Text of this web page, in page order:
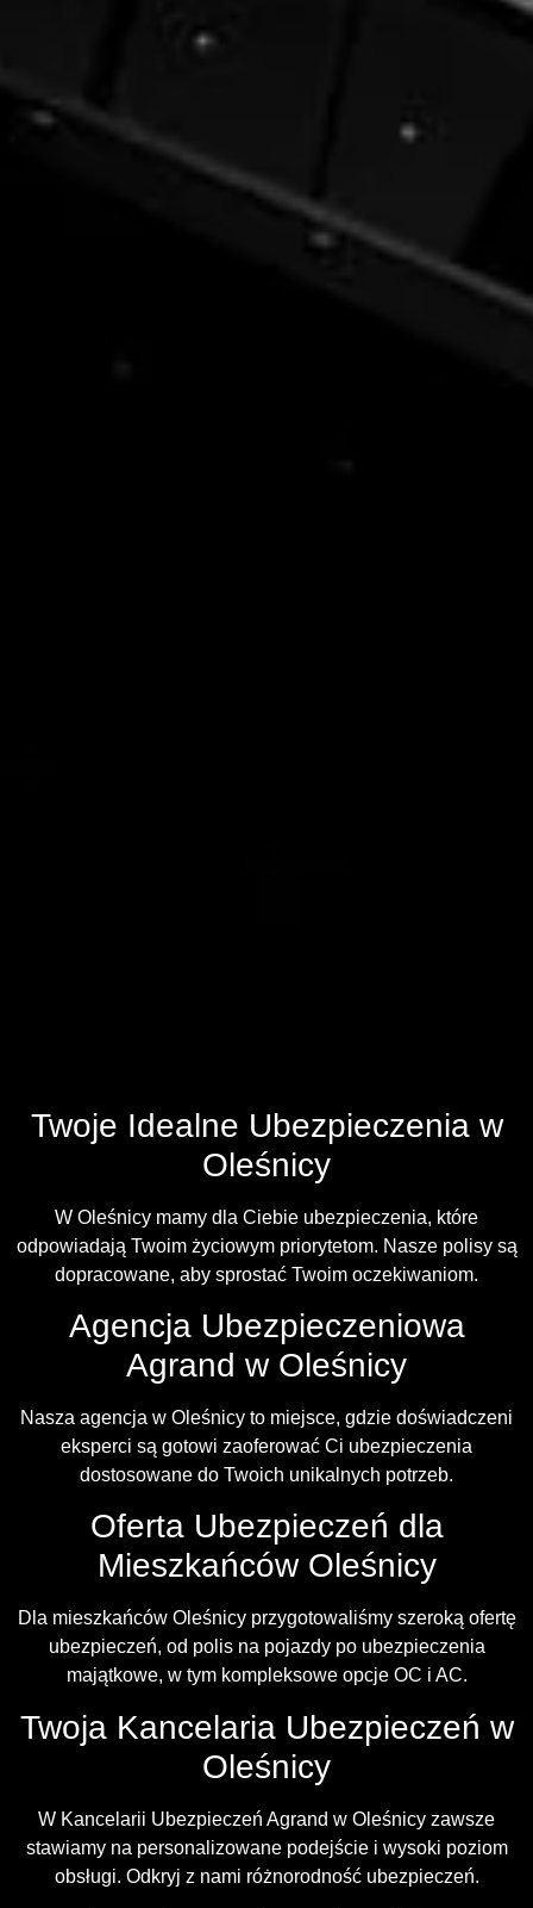
Twoje Idealne Ubezpieczenia w
Oleśnicy
W Oleśnicy mamy dla Ciebie ubezpieczenia, które
odpowiadają Twoim życiowym priorytetom. Nasze polisy są
dopracowane, aby sprostać Twoim oczekiwaniom.
Agencja Ubezpieczeniowa
Agrand w Oleśnicy
Nasza agencja w Oleśnicy to miejsce, gdzie doświadczeni
eksperci są gotowi zaoferować Ci ubezpieczenia
dostosowane do Twoich unikalnych potrzeb.
Oferta Ubezpieczeń dla
Mieszkańców Oleśnicy
Dla mieszkańców Oleśnicy przygotowaliśmy szeroką ofertę
ubezpieczeń, od polis na pojazdy po ubezpieczenia
majątkowe, w tym kompleksowe opcje OC i AC.
Twoja Kancelaria Ubezpieczeń w
Oleśnicy
W Kancelarii Ubezpieczeń Agrand w Oleśnicy zawsze
stawiamy na personalizowane podejście i wysoki poziom
obsługi. Odkryj z nami różnorodność ubezpieczeń.